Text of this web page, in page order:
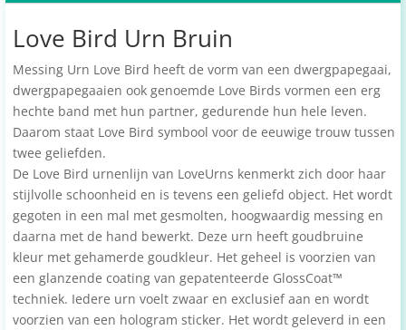
Love Bird Urn Bruin
Messing Urn Love Bird heeft de vorm van een dwergpapegaai,
dwergpapegaaien ook genoemde Love Birds vormen een erg
hechte band met hun partner, gedurende hun hele leven.
Daarom staat Love Bird symbool voor de eeuwige trouw tussen
twee geliefden.
De Love Bird urnenlijn van LoveUrns kenmerkt zich door haar
stijlvolle schoonheid en is tevens een geliefd object. Het wordt
gegoten in een mal met gesmolten, hoogwaardig messing en
daarna met de hand bewerkt. Deze urn heeft goudbruine
kleur met gehamerde goudkleur. Het geheel is voorzien van
een glanzende coating van gepatenteerde GlossCoat™
techniek. Iedere urn voelt zwaar en exclusief aan en wordt
voorzien van een hologram sticker. Het wordt geleverd in een